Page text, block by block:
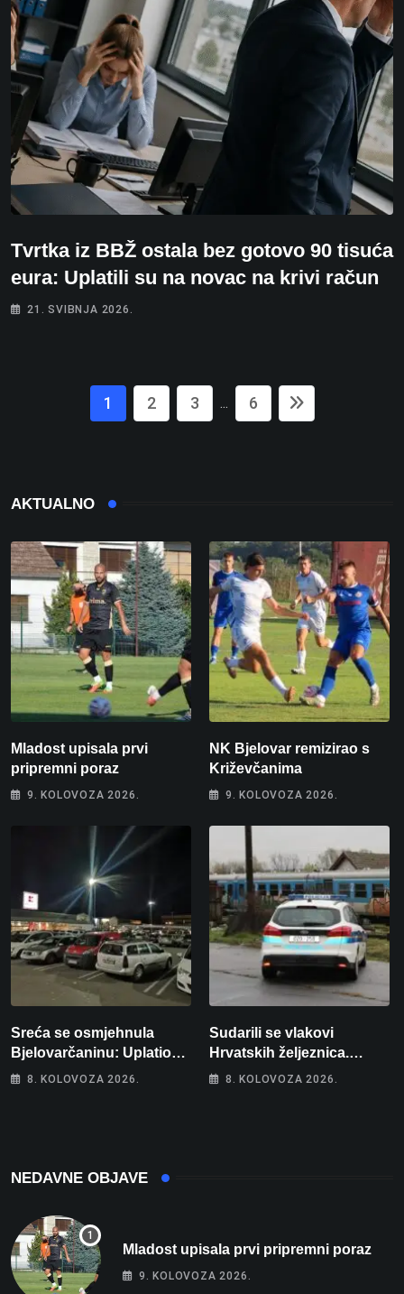
Tvrtka iz BBŽ ostala bez gotovo 90 tisuća
eura: Uplatili su na novac na krivi račun
21. SVIBNJA 2026.
1 2 3 ... 6
AKTUALNO
Mladost upisala prvi
pripremni poraz
9. KOLOVOZA 2026.
NK Bjelovar remizirao s
Križevčanima
9. KOLOVOZA 2026.
Sreća se osmjehnula
Bjelovarčaninu: Uplatio
samo 4 eura, a osvojio
8. KOLOVOZA 2026.
Sudarili se vlakovi
Hrvatskih željeznica.
Šestero osoba teško
8. KOLOVOZA 2026.
NEDAVNE OBJAVE
Mladost upisala prvi pripremni poraz
9. KOLOVOZA 2026.